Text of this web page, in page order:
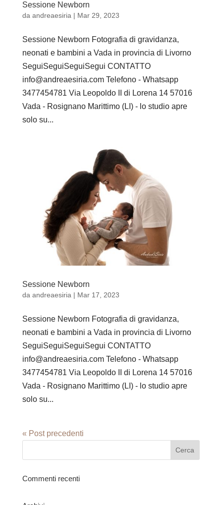
Sessione Newborn
da andreaesiria| Mar 29, 2023
Sessione Newborn Fotografia di gravidanza,
neonati e bambini a Vada in provincia di Livorno
SeguiSeguiSeguiSegui CONTATTO
info@andreaesiria.com Telefono - Whatsapp
3477454781 Via Leopoldo II di Lorena 14 57016
Vada - Rosignano Marittimo (LI) - lo studio apre
solo su...
Sessione Newborn
da andreaesiria| Mar 17, 2023
Sessione Newborn Fotografia di gravidanza,
neonati e bambini a Vada in provincia di Livorno
SeguiSeguiSeguiSegui CONTATTO
info@andreaesiria.com Telefono - Whatsapp
3477454781 Via Leopoldo II di Lorena 14 57016
Vada - Rosignano Marittimo (LI) - lo studio apre
solo su...
« Post precedenti
Commenti recenti